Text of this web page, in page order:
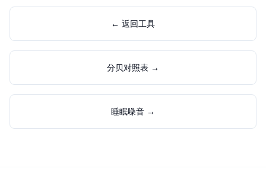
← 返回工具
分贝对照表 →
睡眠噪音 →